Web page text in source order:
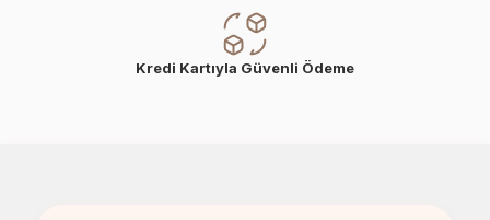
Kredi Kartıyla Güvenli Ödeme